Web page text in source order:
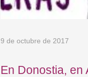
9 de octubre de 2017
En Donostia,